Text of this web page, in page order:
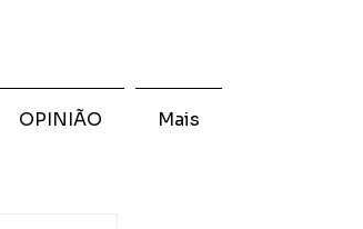
OPINIÃO Mais